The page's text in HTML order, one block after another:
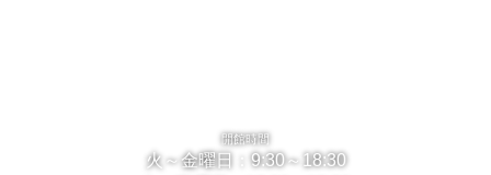
開館時間
火～金曜日：9:30～18:30